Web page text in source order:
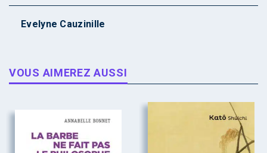
Evelyne Cauzinille
VOUS AIMEREZ AUSSI